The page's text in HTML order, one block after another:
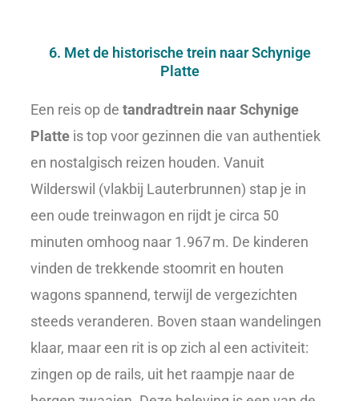
6. Met de historische trein naar Schynige
Platte
Een reis op detandradtrein naar Schynige
Platte is top voor gezinnen die van authentiek
en nostalgisch reizen houden. Vanuit
Wilderswil (vlakbij Lauterbrunnen) stap je in
een oude treinwagon en rijdt je circa 50
minuten omhoog naar 1.967 m. De kinderen
vinden de trekkende stoomrit en houten
wagons spannend, terwijl de vergezichten
steeds veranderen. Boven staan wandelingen
klaar, maar een rit is op zich al een activiteit:
zingen op de rails, uit het raampje naar de